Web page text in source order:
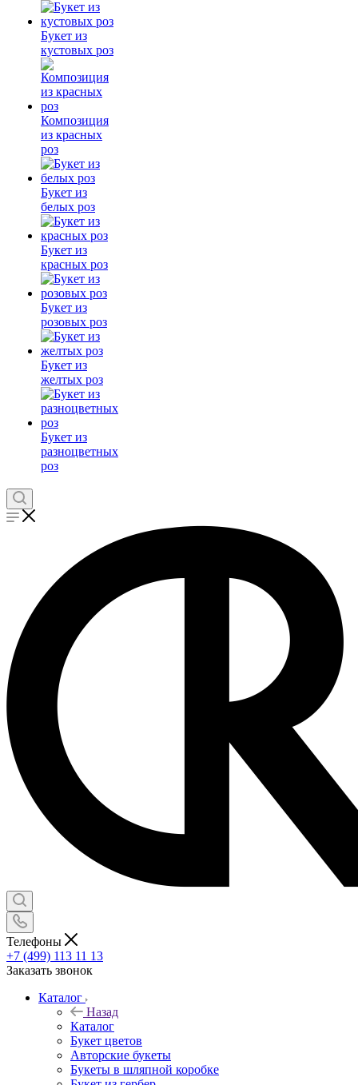
Букет из
кустовых роз
Композиция
из красных
роз
Букет из
белых роз
Букет из
красных роз
Букет из
розовых роз
Букет из
желтых роз
Букет из
разноцветных
роз
Телефоны
+7 (499) 113 11 13
Заказать звонок
Каталог
Назад
Каталог
Букет цветов
Авторские букеты
Букеты в шляпной коробке